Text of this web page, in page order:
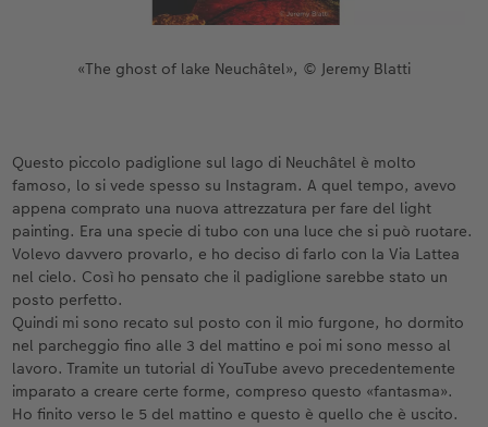
«The ghost of lake Neuchâtel», © Jeremy Blatti
Questo piccolo padiglione sul lago di Neuchâtel è molto
famoso, lo si vede spesso su Instagram. A quel tempo, avevo
appena comprato una nuova attrezzatura per fare del light
painting. Era una specie di tubo con una luce che si può ruotare.
Volevo davvero provarlo, e ho deciso di farlo con la Via Lattea
nel cielo. Così ho pensato che il padiglione sarebbe stato un
posto perfetto.
Quindi mi sono recato sul posto con il mio furgone, ho dormito
nel parcheggio fino alle 3 del mattino e poi mi sono messo al
lavoro. Tramite un tutorial di YouTube avevo precedentemente
imparato a creare certe forme, compreso questo «fantasma».
Ho finito verso le 5 del mattino e questo è quello che è uscito.